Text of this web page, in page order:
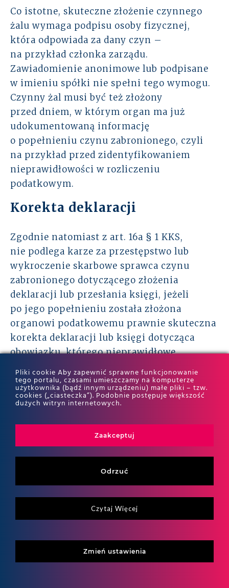
Co istotne, skuteczne złożenie czynnego
żalu wymaga podpisu osoby fizycznej,
która odpowiada za dany czyn –
na przykład członka zarządu.
Zawiadomienie anonimowe lub podpisane
w imieniu spółki nie spełni tego wymogu.
Czynny żal musi być też złożony
przed dniem, w którym organ ma już
udokumentowaną informację
o popełnieniu czynu zabronionego, czyli
na przykład przed zidentyfikowaniem
nieprawidłowości w rozliczeniu
podatkowym.
Korekta deklaracji
Zgodnie natomiast z art. 16a § 1 KKS,
nie podlega karze za przestępstwo lub
wykroczenie skarbowe sprawca czynu
zabronionego dotyczącego złożenia
deklaracji lub przesłania księgi, jeżeli
po jego popełnieniu została złożona
organowi podatkowemu prawnie skuteczna
korekta deklaracji lub księgi dotycząca
obowiązku, którego nieprawidłowe
pod groźbą kary przez ustawę.
W trakcie ustalenia strategii działania
o instytucji tzw. dobrowolnego poddania się
odpowiedzialności, na podstawie art. 17 KKS.
FAQ – najczęstsze
pytania
o odpowiedzialność
Pliki cookie Aby zapewnić sprawne funkcjonowanie
tego portalu, czasami umieszczamy na komputerze
użytkownika (bądź innym urządzeniu) małe pliki – tzw.
cookies („ciasteczka”). Podobnie postępuje większość
dużych witryn internetowych.
Zaakceptuj
Odrzuć
Czytaj Więcej
Zmień ustawienia